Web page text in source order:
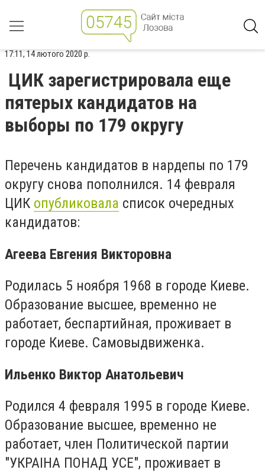
17:11, 14 лютого 2020 р.
ЦИК зарегистрировала еще
пятерых кандидатов на
выборы по 179 округу
Перечень кандидатов в нардепы по 179
округу снова пополнился. 14 февраля
ЦИК опубликовала список очередных
кандидатов:
Агеева Евгения Викторовна
Родилась 5 ноября 1968 в городе Киеве.
Образование высшее, временно не
работает, беспартийная, проживает в
городе Киеве. Самовыдвиженка.
Ильенко Виктор Анатольевич
Родился 4 февраля 1995 в городе Киеве.
Образование высшее, временно не
работает, член Политической партии
"УКРАІНА ПОНАД УСЕ", проживает в